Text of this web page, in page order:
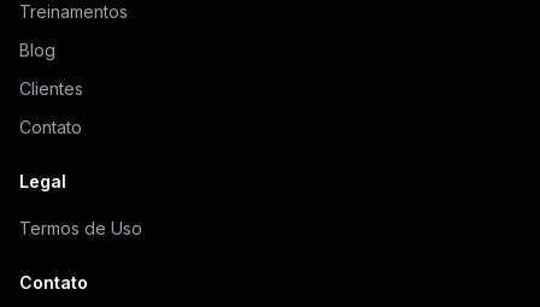
Treinamentos
Blog
Clientes
Contato
Legal
Termos de Uso
Contato